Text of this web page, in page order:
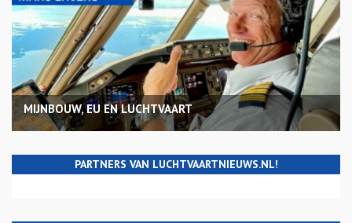
MIJNBOUW, EU EN LUCHTVAART
PARTNERS VAN LUCHTVAARTNIEUWS.NL!